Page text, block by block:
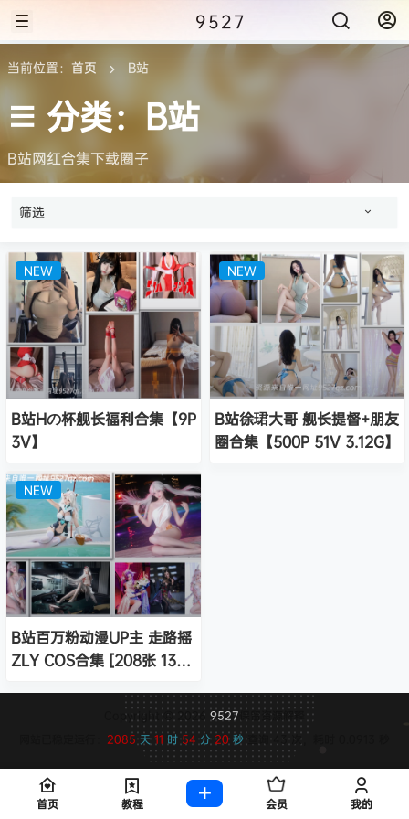
9527
当前位置： 首页 B站
分类：B站
B站网红合集下载圈子
筛选
B站Hの杯舰长福利合集【9P
3V】
NEW
B站徐珺大哥 舰长提督+朋友
圈合集【500P 51V 3.12G】
NEW
B站百万粉动漫UP主 走路摇
ZLY COS合集 [208张 13V
NEW
Copyright © 2026 9527 保留资源解释
2085天11 时54分 20秒 查询 43 次，耗时 0.0913 秒
首页 教程 会员 我的